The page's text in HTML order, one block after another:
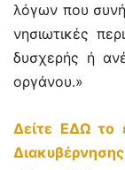
λόγων που
νησιωτικές
δυσχερής ή
οργάνου.»
Δείτε ΕΔΩ το